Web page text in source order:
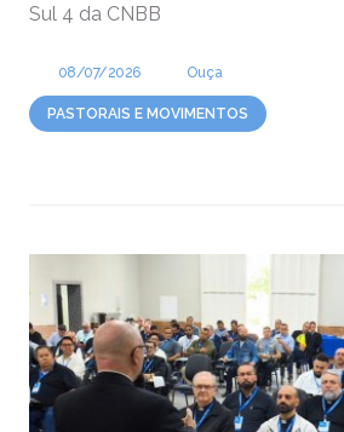
Sul 4 da CNBB
08/07/2026 Ouça
PASTORAIS E MOVIMENTOS